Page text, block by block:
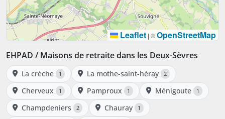
Leaflet | ©OpenStreetMap
EHPAD / Maisons de retraite dans les Deux-Sèvres
La crèche 1 La mothe-saint-héray 2
Cherveux 1 Pamproux 1 Ménigoute 1
Champdeniers 2 Chauray 1